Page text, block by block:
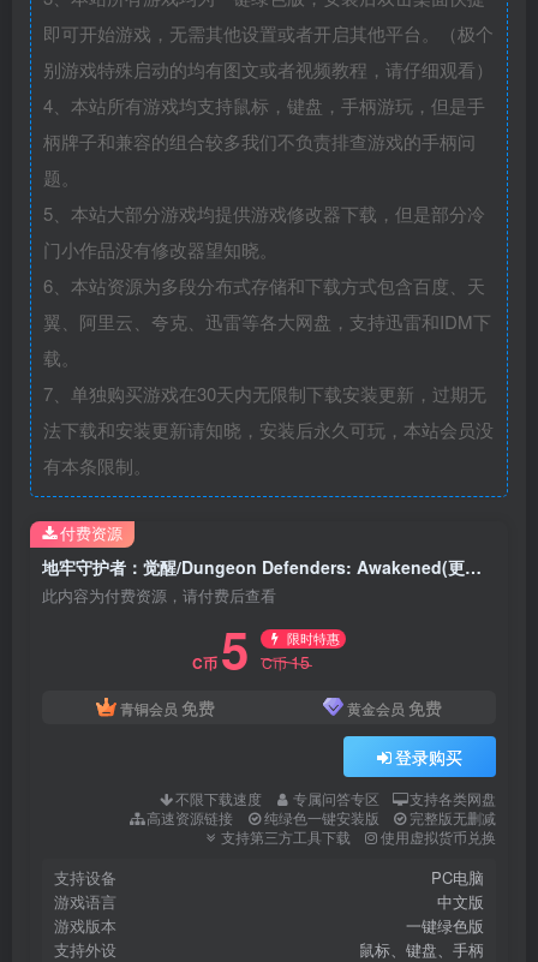
即可开始游戏，无需其他设置或者开启其他平台。（极个
别游戏特殊启动的均有图文或者视频教程，请仔细观看）
4、本站所有游戏均支持鼠标，键盘，手柄游玩，但是手
柄牌子和兼容的组合较多我们不负责排查游戏的手柄问
题。
5、本站大部分游戏均提供游戏修改器下载，但是部分冷
门小作品没有修改器望知晓。
6、本站资源为多段分布式存储和下载方式包含百度、天
翼、阿里云、夸克、迅雷等各大网盘，支持迅雷和IDM下
载。
7、单独购买游戏在30天内无限制下载安装更新，过期无
法下载和安装更新请知晓，安装后永久可玩，本站会员没
有本条限制。
地牢守护者：觉醒/Dungeon Defenders: Awakened(更新2.0版)
此内容为付费资源，请付费后查看
C币 5 限时特惠
C币15
青铜会员 免费 黄金会员 免费
登录购买
不限下载速度 专属问答专区
支持各类网盘
高速资源链接
纯绿色一键安装版
完整版无删减
支持第三方工具下载
使用虚拟货币兑换
支持设备
PC电脑
游戏语言
中文版
游戏版本
一键绿色版
支持外设
鼠标、键盘、手柄
付费资源